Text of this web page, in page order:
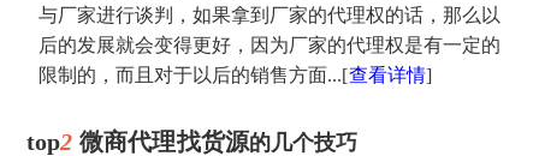
与厂家进行谈判，如果拿到厂家的代理权的话，那么以
后的发展就会变得更好，因为厂家的代理权是有一定的
限制的，而且对于以后的销售方面...[查看详情]
top2 微商代理找货源的几个技巧